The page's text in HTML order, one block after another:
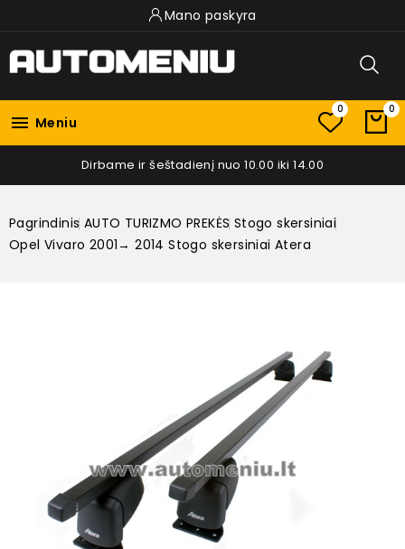
Mano paskyra
 Meniu
0 0
Dirbame ir šeštadienį nuo 10.00 iki 14.00
Pagrindinis AUTO TURIZMO PREKĖS Stogo skersiniai
Opel Vivaro 2001→ 2014 Stogo skersiniai Atera